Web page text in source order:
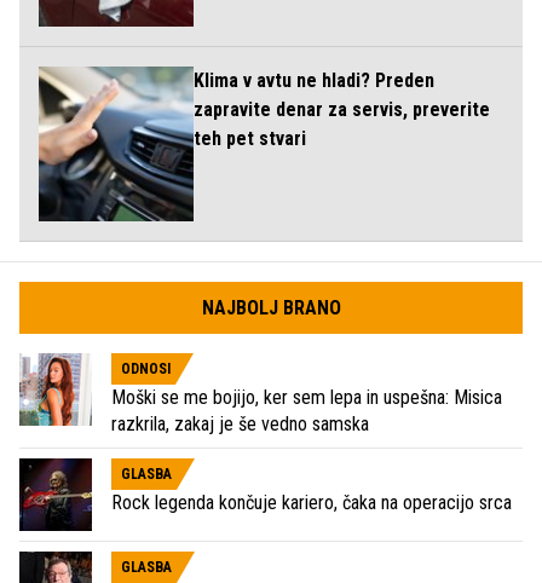
Klima v avtu ne hladi? Preden
zapravite denar za servis, preverite
teh pet stvari
NAJBOLJ BRANO
ODNOSI
Moški se me bojijo, ker sem lepa in uspešna: Misica
razkrila, zakaj je še vedno samska
GLASBA
Rock legenda končuje kariero, čaka na operacijo srca
GLASBA